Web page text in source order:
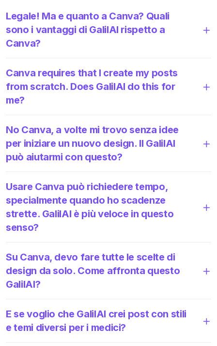
Legale! Ma e quanto a Canva? Quali
sono i vantaggi di GalilAI rispetto a
Canva?
Canva requires that I create my posts
from scratch. Does GalilAI do this for
me?
No Canva, a volte mi trovo senza idee
per iniziare un nuovo design. Il GalilAI
può aiutarmi con questo?
Usare Canva può richiedere tempo,
specialmente quando ho scadenze
strette. GalilAI è più veloce in questo
senso?
Su Canva, devo fare tutte le scelte di
design da solo. Come affronta questo
GalilAI?
E se voglio che GalilAI crei post con stili
e temi diversi per i medici?